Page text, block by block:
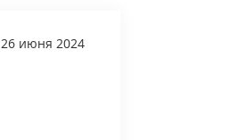
26 июня 2024